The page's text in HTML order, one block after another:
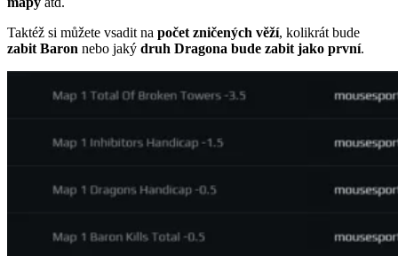
Taktéž si můžete vsadit na počet zničených věží, kolikrát bude
zabit Baron nebo jaký druh Dragona bude zabit jako první.